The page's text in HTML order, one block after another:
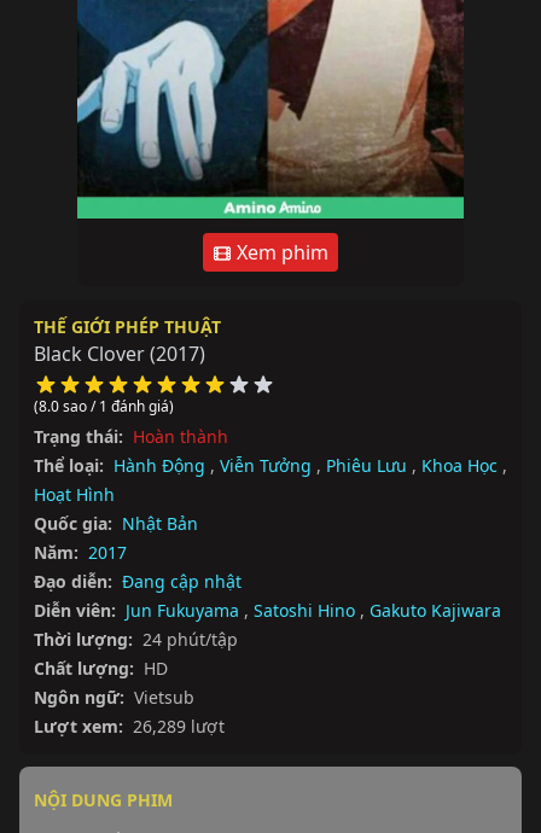
Xem phim
THẾ GIỚI PHÉP THUẬT
Black Clover(2017)
(8.0 sao / 1 đánh giá)
Trạng thái: Hoàn thành
Thể loại: Hành Động , Viễn Tưởng , Phiêu Lưu , Khoa Học ,
Hoạt Hình
Quốc gia: Nhật Bản
Năm: 2017
Đạo diễn: Đang cập nhật
Diễn viên: Jun Fukuyama , Satoshi Hino , Gakuto Kajiwara
Thời lượng: 24 phút/tập
Chất lượng: HD
Ngôn ngữ: Vietsub
Lượt xem: 26,289 lượt
NỘI DUNG PHIM